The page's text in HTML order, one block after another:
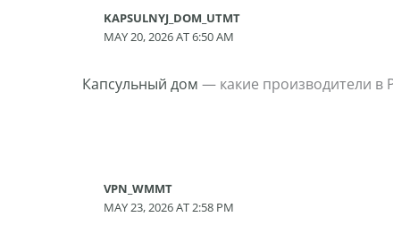
KAPSULNYJ_DOM_UTMT
MAY 20, 2026 AT 6:50 AM
Капсульный дом — какие производители в
VPN_WMMT
MAY 23, 2026 AT 2:58 PM